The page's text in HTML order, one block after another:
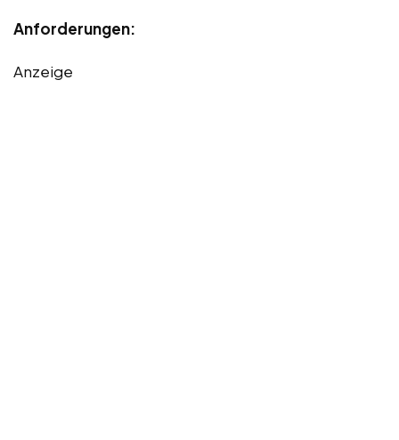
Anforderungen:
Anzeige